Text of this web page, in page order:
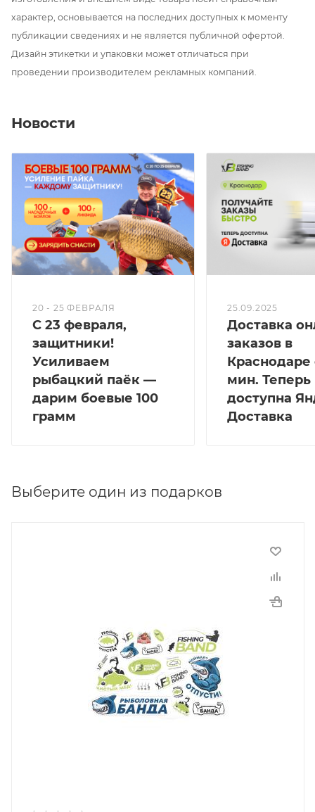
оснащен алюминиевой телескопической штангой.
Это тот предмет экипировки, который защитит вас
от палящего солнца и других неблагоприятных
погодных условий!
характер, основывается на последних доступных к моменту
публикации сведениях и не является публичной офертой.
Дизайн этикетки и упаковки может отличаться при
проведении производителем рекламных компаний.
Новости
20 - 25 ФЕВРАЛЯ
С 23 февраля,
защитники!
Усиливаем
рыбацкий паёк —
дарим боевые 100
грамм
25.09.2025
Доставка
заказов в
Краснодаре
мин. Теперь
доступна
Доставка
Выберите один из подарков